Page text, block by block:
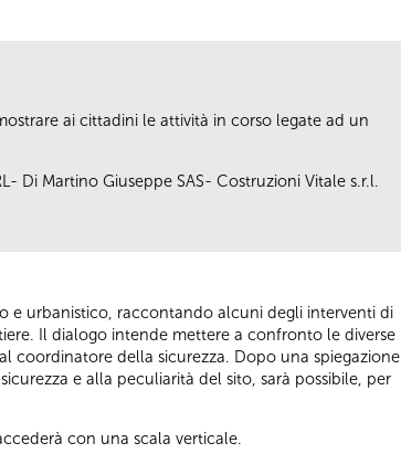
ai cittadini le attività in corso legate ad un
Di Martino Giuseppe SAS- Costruzioni Vitale s.r.l.
e urbanistico, raccontando alcuni degli interventi di
Il dialogo intende mettere a confronto le diverse
coordinatore della sicurezza. Dopo una spiegazione
e alla peculiarità del sito, sarà possibile, per
con una scala verticale.